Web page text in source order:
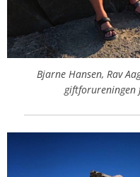
Bjarne Hansen, Rav
giftforureningen